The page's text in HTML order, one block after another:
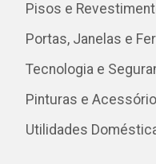
Pisos e
Portas, Janelas e
Tecnologia e
Pinturas e
Utilidades